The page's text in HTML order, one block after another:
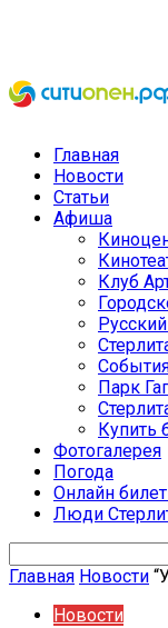
Главная
Новости
Статьи
Афиша
Клуб
Парк
Купить
Фотогалерея
Погода
Онлайн
Люди
Главная Новости
Новости